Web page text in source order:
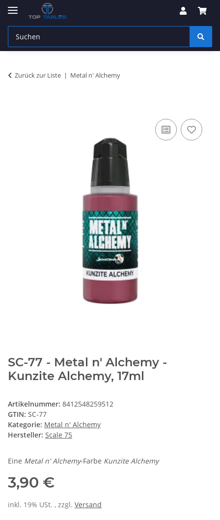
Zurück zur Liste Metal n' Alchemy
SC-77 - Metal n' Alchemy -
Kunzite Alchemy, 17ml
Artikelnummer: 8412548259512
GTIN: SC-77
Kategorie: Metal n' Alchemy
Hersteller: Scale 75
Eine Metal n' Alchemy-Farbe Kunzite Alchemy
3,90 €
inkl. 19% USt. , zzgl. Versand